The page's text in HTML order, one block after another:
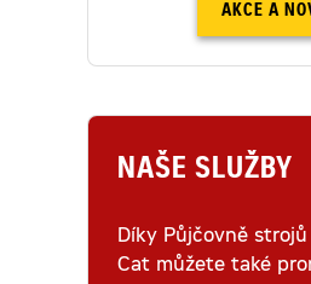
AKCE A
NAŠE SLUŽBY
Díky Půjčovně
Cat můžete také